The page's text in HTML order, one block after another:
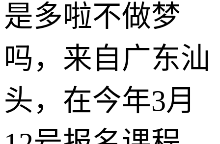
是多啦不做梦
吗，来自广东汕
头，在今年3月